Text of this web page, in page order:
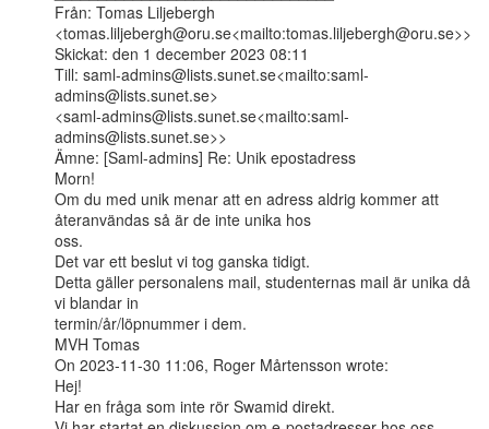
Från: Tomas Liljebergh
<tomas.liljebergh@oru.se<mailto:tomas.liljebergh@oru.se>>
Skickat: den 1 december 2023 08:11
Till: saml-admins@lists.sunet.se<mailto:saml-
admins@lists.sunet.se>
<saml-admins@lists.sunet.se<mailto:saml-
admins@lists.sunet.se>>
Ämne: [Saml-admins] Re: Unik epostadress
Morn!
Om du med unik menar att en adress aldrig kommer att
återanvändas så är de inte unika hos
oss.
Det var ett beslut vi tog ganska tidigt.
Detta gäller personalens mail, studenternas mail är unika då
vi blandar in
termin/år/löpnummer i dem.
MVH Tomas
On 2023-11-30 11:06, Roger Mårtensson wrote:
Hej!
Har en fråga som inte rör Swamid direkt.